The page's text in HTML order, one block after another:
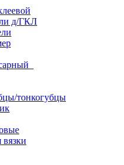
д/ГКЛ
тонкогубцы